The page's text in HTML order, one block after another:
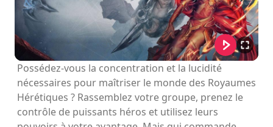
Possédez-vous la concentration et la lucidité
nécessaires pour maîtriser le monde des Royaumes
Hérétiques ? Rassemblez votre groupe, prenez le
contrôle de puissants héros et utilisez leurs